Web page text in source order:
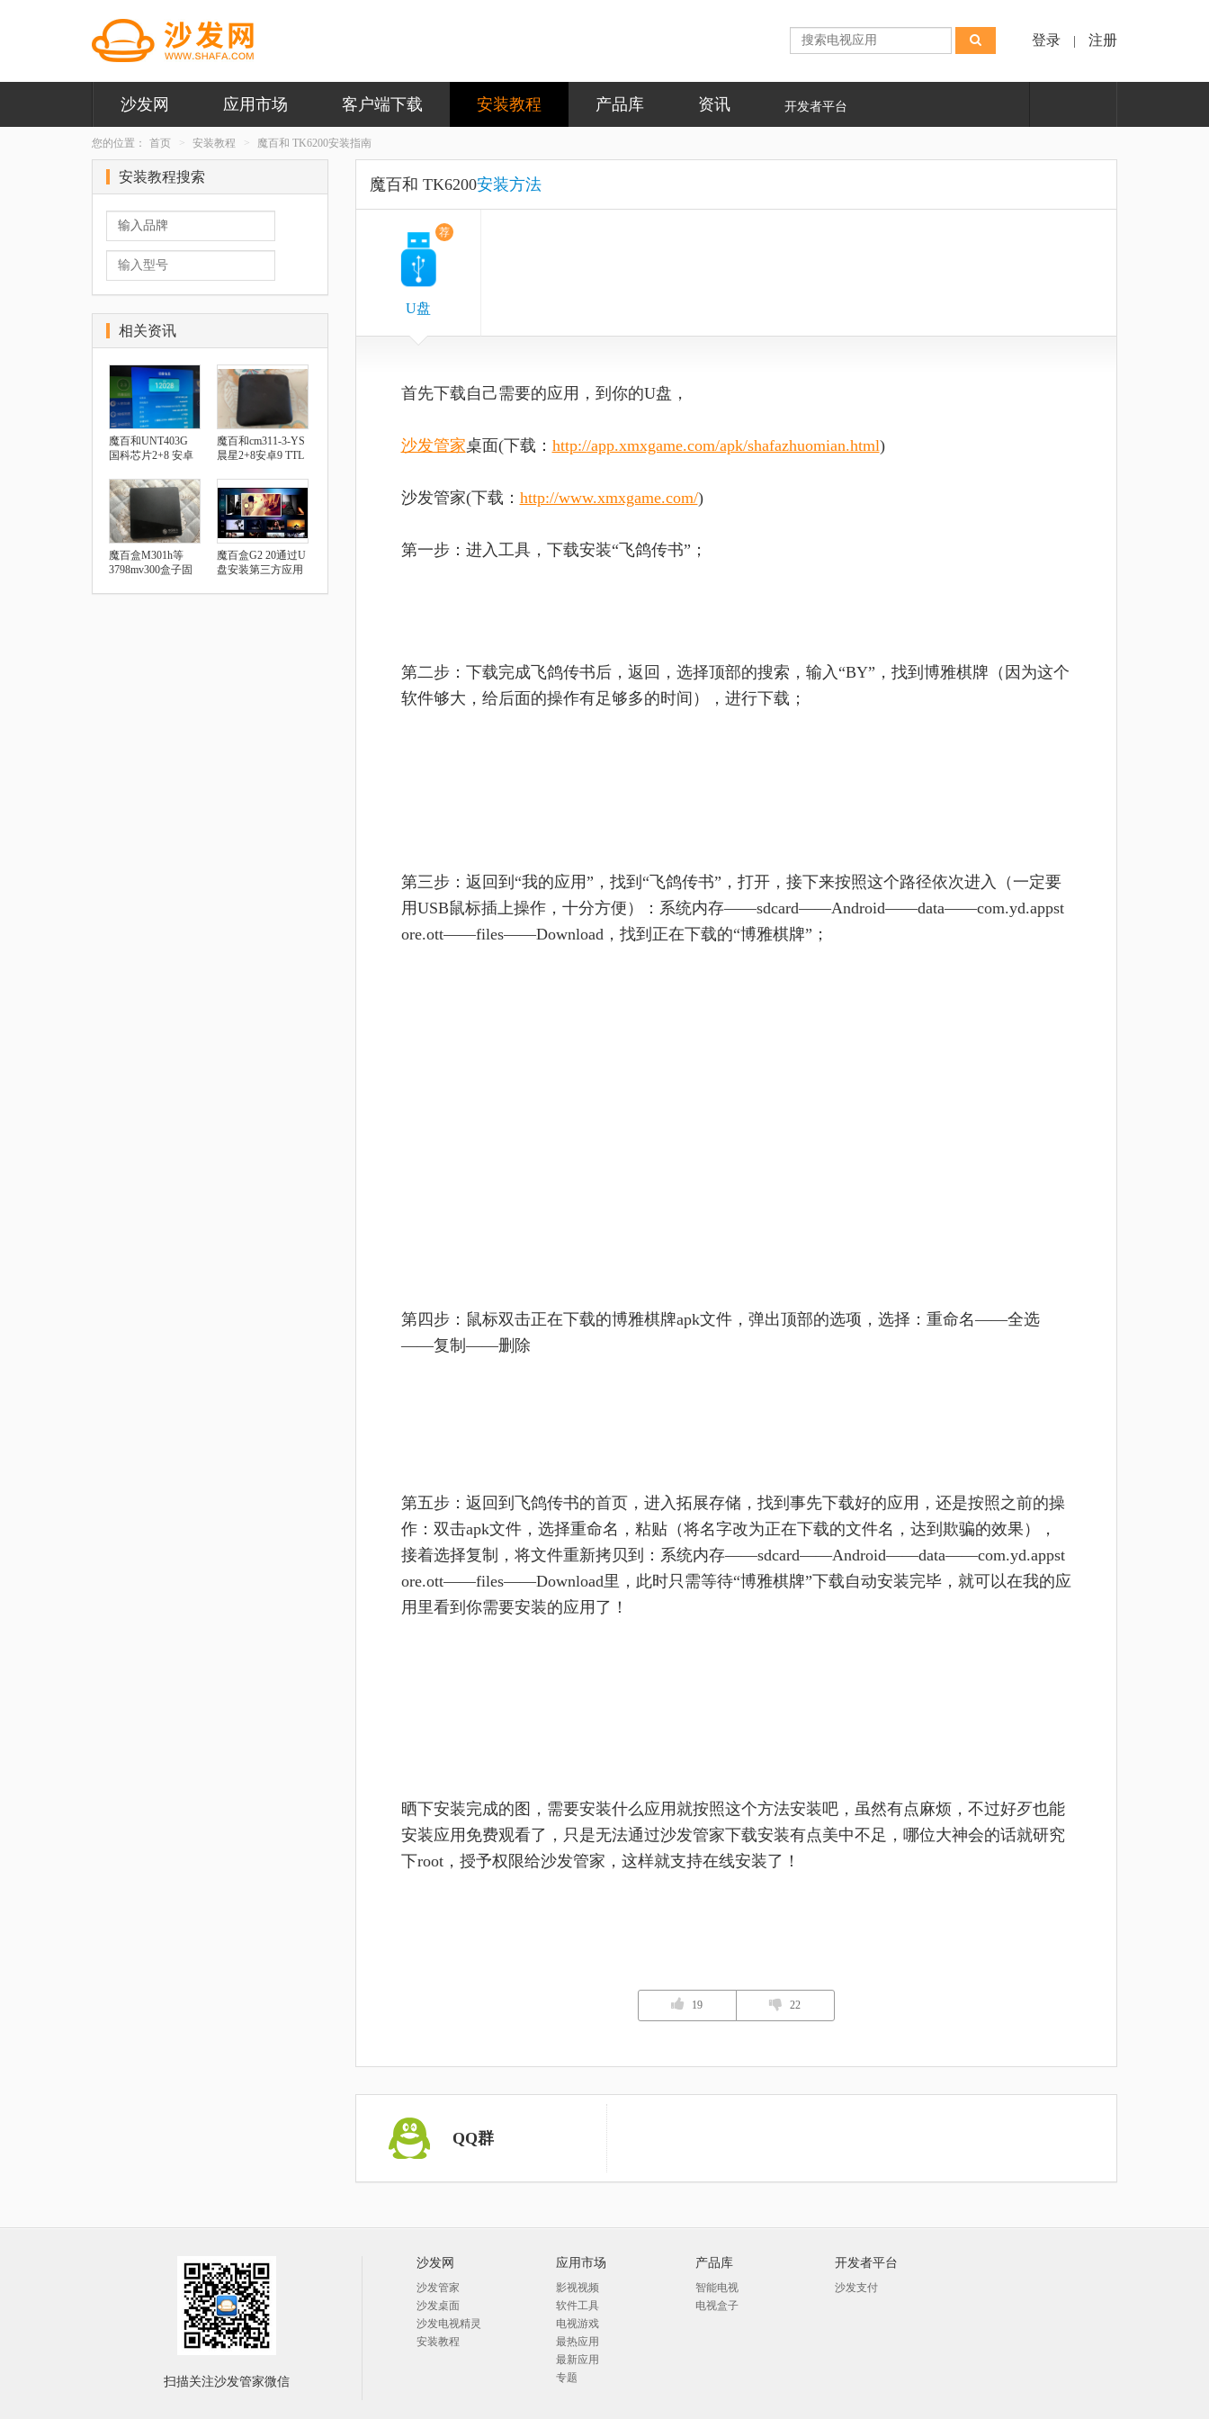
登录 注册
沙发网 应用市场 客户端下载 安装教程 产品库 资讯 开发者平台
您的位置： 首页 安装教程 魔百和 TK6200安装指南
魔百和 TK6200安装方法
荐
U盘
首先下载自己需要的应用，到你的U盘，
沙发管家桌面(下载： http://app.xmxgame.com/apk/shafazhuomian.html)
沙发管家(下载： http://www.xmxgame.com/)
第一步：进入工具，下载安装“飞鸽传书”；
第二步：下载完成飞鸽传书后，返回，选择顶部的搜索，输入“BY”，找到博雅棋牌（因为这个
软件够大，给后面的操作有足够多的时间），进行下载；
第三步：返回到“我的应用”，找到“飞鸽传书”，打开，接下来按照这个路径依次进入（一定要
用USB鼠标插上操作，十分方便）：系统内存——sdcard——Android——data——com.yd.appst
ore.ott——files——Download，找到正在下载的“博雅棋牌”；
第四步：鼠标双击正在下载的博雅棋牌apk文件，弹出顶部的选项，选择：重命名——全选
——复制——删除
第五步：返回到飞鸽传书的首页，进入拓展存储，找到事先下载好的应用，还是按照之前的操
作：双击apk文件，选择重命名，粘贴（将名字改为正在下载的文件名，达到欺骗的效果），
接着选择复制，将文件重新拷贝到：系统内存——sdcard——Android——data——com.yd.appst
ore.ott——files——Download里，此时只需等待“博雅棋牌”下载自动安装完毕，就可以在我的应
用里看到你需要安装的应用了！
晒下安装完成的图，需要安装什么应用就按照这个方法安装吧，虽然有点麻烦，不过好歹也能
安装应用免费观看了，只是无法通过沙发管家下载安装有点美中不足，哪位大神会的话就研究
下root，授予权限给沙发管家，这样就支持在线安装了！
19 22
QQ群
安装教程搜索
相关资讯
魔百和UNT403G
国科芯片2+8 安卓
教程
魔百和cm311-3-YS
晨星2+8安卓9 TTL
魔百盒M301h等
3798mv300盒子固
魔百盒G2 20通过U
盘安装第三方应用
扫描关注沙发管家微信
沙发网
沙发管家
沙发桌面
沙发电视精灵
安装教程
应用市场
影视视频
软件工具
电视游戏
最热应用
最新应用
专题
产品库
智能电视
电视盒子
开发者平台
沙发支付